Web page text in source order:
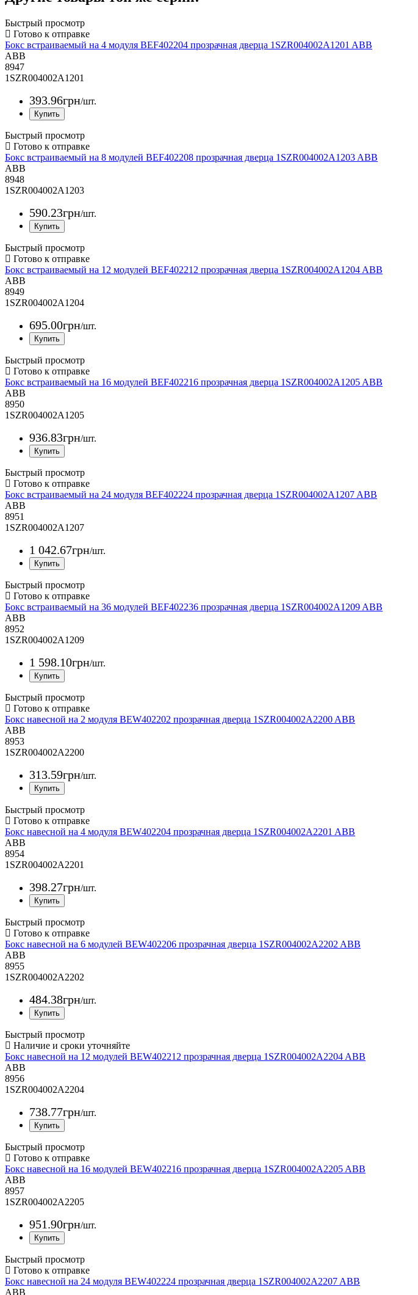
Быстрый просмотр
Бокс встраиваемый на 4 модуля BEF402204 прозрачная дверца 1SZR004002A1201 ABB
ABB
8947
1SZR004002A1201
393.96грн/шт.
Быстрый просмотр
Бокс встраиваемый на 8 модулей BEF402208 прозрачная дверца 1SZR004002A1203 ABB
ABB
8948
1SZR004002A1203
590.23грн/шт.
Быстрый просмотр
Бокс встраиваемый на 12 модулей BEF402212 прозрачная дверца 1SZR004002A1204 ABB
ABB
8949
1SZR004002A1204
695.00грн/шт.
Быстрый просмотр
Бокс встраиваемый на 16 модулей BEF402216 прозрачная дверца 1SZR004002A1205 ABB
ABB
8950
1SZR004002A1205
936.83грн/шт.
Быстрый просмотр
Бокс встраиваемый на 24 модуля BEF402224 прозрачная дверца 1SZR004002A1207 ABB
ABB
8951
1SZR004002A1207
1 042.67грн/шт.
Быстрый просмотр
Бокс встраиваемый на 36 модулей BEF402236 прозрачная дверца 1SZR004002A1209 ABB
ABB
8952
1SZR004002A1209
1 598.10грн/шт.
Быстрый просмотр
Бокс навесной на 2 модуля BEW402202 прозрачная дверца 1SZR004002A2200 ABB
ABB
8953
1SZR004002A2200
313.59грн/шт.
Быстрый просмотр
Бокс навесной на 4 модуля BEW402204 прозрачная дверца 1SZR004002A2201 ABB
ABB
8954
1SZR004002A2201
398.27грн/шт.
Быстрый просмотр
Бокс навесной на 6 модулей BEW402206 прозрачная дверца 1SZR004002A2202 ABB
ABB
8955
1SZR004002A2202
484.38грн/шт.
Быстрый просмотр
Бокс навесной на 12 модулей BEW402212 прозрачная дверца 1SZR004002A2204 ABB
ABB
8956
1SZR004002A2204
738.77грн/шт.
Быстрый просмотр
Бокс навесной на 16 модулей BEW402216 прозрачная дверца 1SZR004002A2205 ABB
ABB
8957
1SZR004002A2205
951.90грн/шт.
Быстрый просмотр
Бокс навесной на 24 модуля BEW402224 прозрачная дверца 1SZR004002A2207 ABB
ABB